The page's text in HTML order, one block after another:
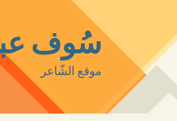
سُوف
موقع الشّاعر